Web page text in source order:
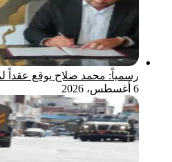
رسمياً: محمد صلاح يوقع عقداً
6 أغسطس، 2026